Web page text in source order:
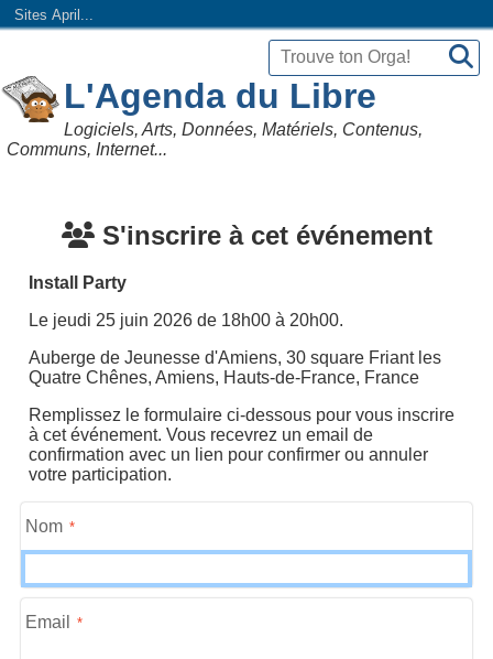
Sites April...
L'Agenda du Libre
Logiciels, Arts, Données, Matériels, Contenus,
Communs, Internet...
S'inscrire à cet événement
Install Party
Le jeudi 25 juin 2026 de 18h00 à 20h00.
Auberge de Jeunesse d'Amiens, 30 square Friant les
Quatre Chênes, Amiens, Hauts-de-France, France
Remplissez le formulaire ci-dessous pour vous inscrire
à cet événement. Vous recevrez un email de
confirmation avec un lien pour confirmer ou annuler
votre participation.
Nom
Email